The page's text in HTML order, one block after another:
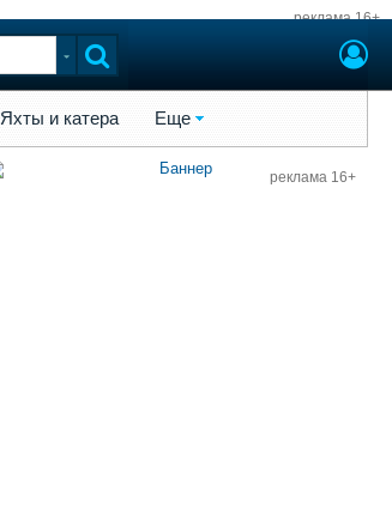
реклама 16+
Яхты и катера Еще
реклама 16+